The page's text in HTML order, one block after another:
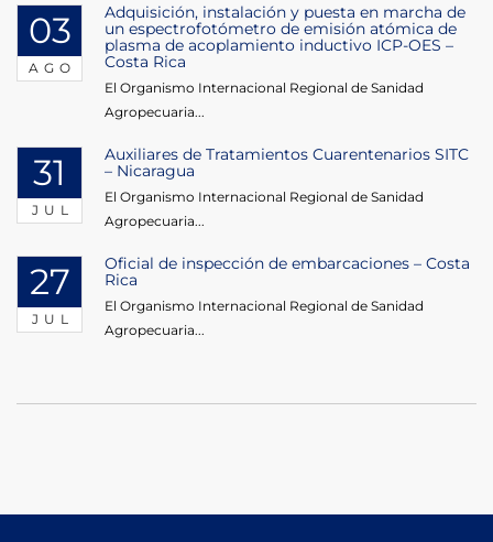
03
AGO
Adquisición, instalación y puesta en marcha de
un espectrofotómetro de emisión atómica de
plasma de acoplamiento inductivo ICP-OES –
Costa Rica
El Organismo Internacional Regional de Sanidad
Agropecuaria...
31
JUL
Auxiliares de Tratamientos Cuarentenarios SITC
– Nicaragua
El Organismo Internacional Regional de Sanidad
Agropecuaria...
27
JUL
Oficial de inspección de embarcaciones – Costa
Rica
El Organismo Internacional Regional de Sanidad
Agropecuaria...